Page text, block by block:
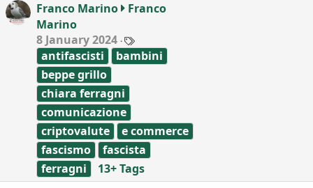
o Franco Marino
Franco
Marino
8 January 2024
a
g
antifascisti
bambini
beppe grillo
chiara ferragni
comunicazione
criptovalute
e commerce
fascismo
fascista
ferragni
13+ Tags